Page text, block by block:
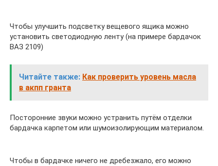
Чтобы улучшить подсветку вещевого ящика можно
установить светодиодную ленту (на примере бардачок
ВАЗ 2109)
Читайте также: Как проверить уровень масла
в акпп гранта
Посторонние звуки можно устранить путём отделки
бардачка карпетом или шумоизолирующим материалом.
Чтобы в бардачке ничего не дребезжало, его можно